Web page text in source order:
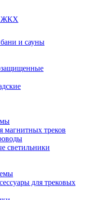
ЖКХ
и сауны
магнитных треков
светильники
для трековых